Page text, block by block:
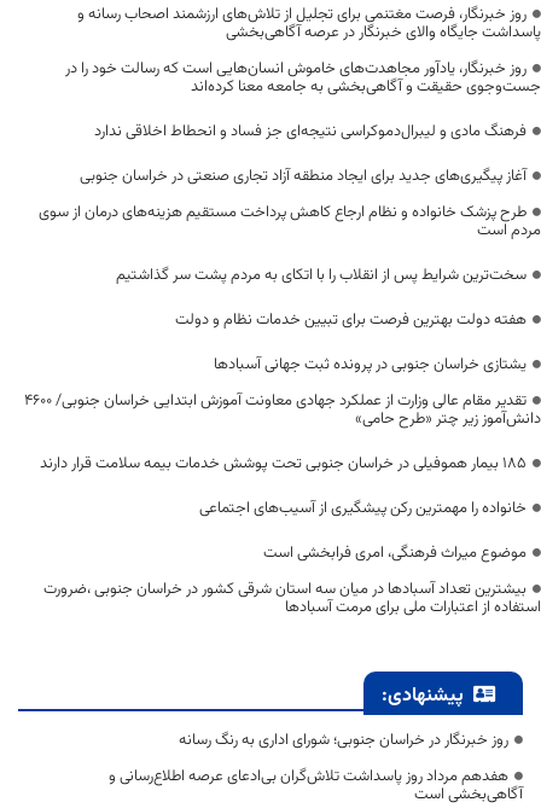
روز خبرنگار، فرصت مغتنمی برای تجلیل از تلاش‌های ارزشمند اصحاب رسانه و
پاسداشت جایگاه والای خبرنگار در عرصه آگاهی‌بخشی
روز خبرنگار، یادآور مجاهدت‌های خاموش انسان‌هایی است که رسالت خود را در
جست‌وجوی حقیقت و آگاهی‌بخشی به جامعه معنا کرده‌اند
فرهنگ مادی و لیبرال‌دموکراسی نتیجه‌ای جز فساد و انحطاط اخلاقی ندارد
آغاز پیگیری‌های جدید برای ایجاد منطقه آزاد تجاری صنعتی در خراسان جنوبی
طرح پزشک خانواده و نظام ارجاع کاهش پرداخت مستقیم هزینه‌های درمان از سوی
مردم است
سخت‌ترین شرایط پس از انقلاب را با اتکای به مردم پشت سر گذاشتیم
هفته دولت بهترین فرصت برای تبیین خدمات نظام و دولت
یشتازی خراسان جنوبی در پرونده ثبت جهانی آسبادها
تقدیر مقام عالی وزارت از عملکرد جهادی معاونت آموزش ابتدایی خراسان جنوبی/ ۴۶۰۰
دانش‌آموز زیر چتر «طرح حامی»
۱۸۵ بیمار هموفیلی در خراسان جنوبی تحت پوشش خدمات بیمه سلامت قرار دارند
خانواده را مهمترین رکن پیشگیری از آسیب‌های اجتماعی
موضوع میراث فرهنگی، امری فرابخشی است
بیشترین تعداد آسبادها در میان سه استان شرقی کشور در خراسان جنوبی ،ضرورت
استفاده از اعتبارات ملی برای مرمت آسبادها
پیشنهادی:
روز خبرنگار در خراسان جنوبی؛ شورای اداری به رنگ رسانه
هفدهم مرداد روز پاسداشت تلاش‌گران بی‌ادعای عرصه اطلاع‌رسانی و
آگاهی‌بخشی است